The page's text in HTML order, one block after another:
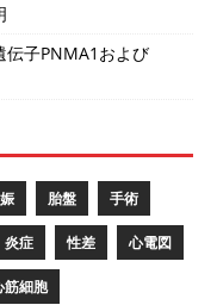
伝子PNMA1および
胎盤 手術
炎症 性差 心電図
筋細胞